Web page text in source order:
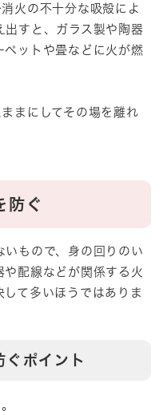
火の不十分な吸殻によ
出すと、ガラス製や陶器
ペットや畳などに火が燃
まにしてその場を離れ
防ぐ
もので、身の回りのい
配線などが関係する火
て多いほうではありま
ぐポイント